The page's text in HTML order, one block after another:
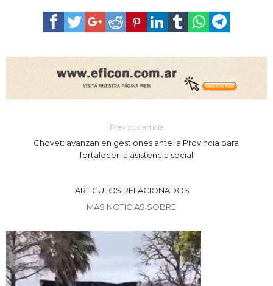
Previous article
Chovet: avanzan en gestiones ante la Provincia para
fortalecer la asistencia social
ARTICULOS RELACIONADOS
MAS NOTICIAS SOBRE